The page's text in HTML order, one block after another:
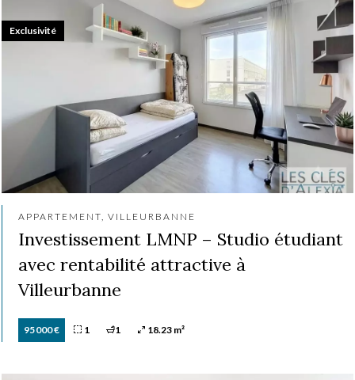
APPARTEMENT, VILLEURBANNE
Investissement LMNP – Studio étudiant
avec rentabilité attractive à
Villeurbanne
95 000 € 1 1 18.23 m²
Exclusivité